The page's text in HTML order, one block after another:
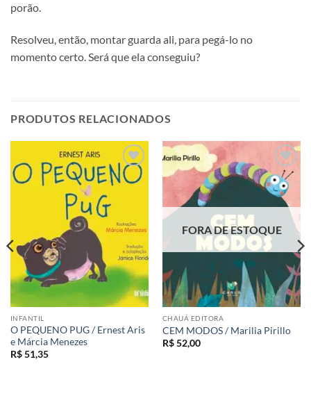
porão.
Resolveu, então, montar guarda ali, para pegá-lo no
momento certo. Será que ela conseguiu?
PRODUTOS RELACIONADOS
Adicionar
aos meus
INFANTIL
O PEQUENO PUG / Ernest Aris
e Márcia Menezes
R$51,35
Adicionar
aos meus
desejos
FORA DE ESTOQUE
CHAUÁ EDITORA
CEM MODOS / Marilia Pirillo
R$52,00